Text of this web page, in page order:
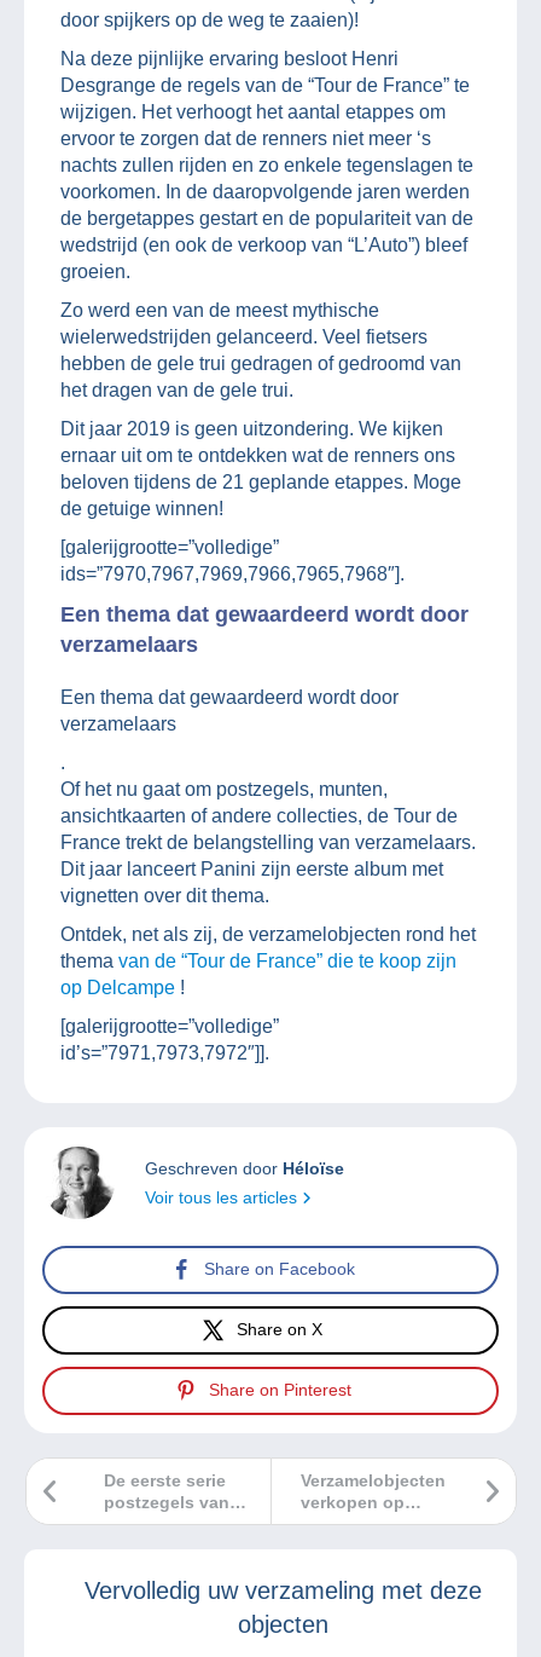
door spijkers op de weg te zaaien)!
Na deze pijnlijke ervaring besloot Henri
Desgrange de regels van de “Tour de France” te
wijzigen. Het verhoogt het aantal etappes om
ervoor te zorgen dat de renners niet meer ‘s
nachts zullen rijden en zo enkele tegenslagen te
voorkomen. In de daaropvolgende jaren werden
de bergetappes gestart en de populariteit van de
wedstrijd (en ook de verkoop van “L’Auto”) bleef
groeien.
Zo werd een van de meest mythische
wielerwedstrijden gelanceerd. Veel fietsers
hebben de gele trui gedragen of gedroomd van
het dragen van de gele trui.
Dit jaar 2019 is geen uitzondering. We kijken
ernaar uit om te ontdekken wat de renners ons
beloven tijdens de 21 geplande etappes. Moge
de getuige winnen!
[galerijgrootte=”volledige”
ids=”7970,7967,7969,7966,7965,7968″].
Een thema dat gewaardeerd wordt door
verzamelaars
Een thema dat gewaardeerd wordt door
verzamelaars
.
Of het nu gaat om postzegels, munten,
ansichtkaarten of andere collecties, de Tour de
France trekt de belangstelling van verzamelaars.
Dit jaar lanceert Panini zijn eerste album met
vignetten over dit thema.
Ontdek, net als zij, de verzamelobjecten rond het
thema van de “Tour de France” die te koop zijn
op Delcampe !
[galerijgrootte=”volledige”
id’s=”7971,7973,7972″]].
Geschreven door Héloïse
Voir tous les articles
Share on Facebook
Share on X
Share on Pinterest
Verzamelobjecten
verkopen op
Delcampe, nu nog
De eerste serie
postzegels van
het Vaticaan
Vervolledig uw verzameling met deze
objecten